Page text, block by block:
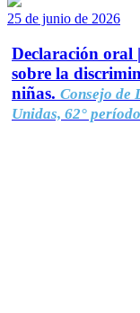
25 de junio de 2026
Declaración oral
sobre la
niñas. Consejo de
Unidas, 62°